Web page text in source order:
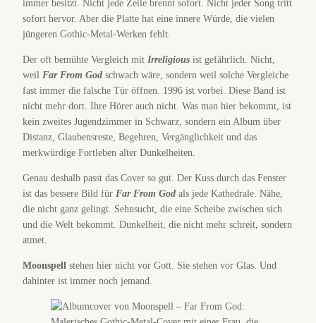
immer besitzt. Nicht jede Zeile brennt sofort. Nicht jeder Song tritt
sofort hervor. Aber die Platte hat eine innere Würde, die vielen
jüngeren Gothic-Metal-Werken fehlt.
Der oft bemühte Vergleich mit Irreligious ist gefährlich. Nicht,
weil Far From God schwach wäre, sondern weil solche Vergleiche
fast immer die falsche Tür öffnen. 1996 ist vorbei. Diese Band ist
nicht mehr dort. Ihre Hörer auch nicht. Was man hier bekommt, ist
kein zweites Jugendzimmer in Schwarz, sondern ein Album über
Distanz, Glaubensreste, Begehren, Vergänglichkeit und das
merkwürdige Fortleben alter Dunkelheiten.
Genau deshalb passt das Cover so gut. Der Kuss durch das Fenster
ist das bessere Bild für Far From God als jede Kathedrale. Nähe,
die nicht ganz gelingt. Sehnsucht, die eine Scheibe zwischen sich
und die Welt bekommt. Dunkelheit, die nicht mehr schreit, sondern
atmet.
Moonspell stehen hier nicht vor Gott. Sie stehen vor Glas. Und
dahinter ist immer noch jemand.